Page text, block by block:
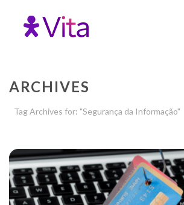
ARCHIVES
Tag Archives for: "Segurança da Informação"